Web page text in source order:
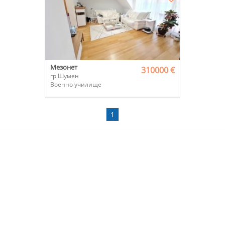
Мезонет
гр.Шумен
Военно училище
310000 €
1